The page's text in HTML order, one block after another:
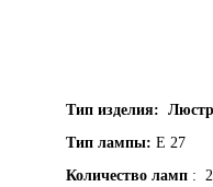
Тип изделия:
Тип лампы: Е 27
Количество ламп :